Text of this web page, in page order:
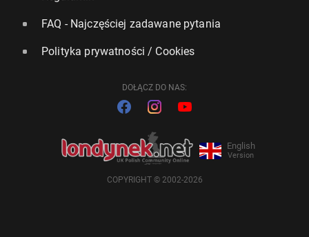
FAQ - Najczęściej zadawane pytania
Polityka prywatności / Cookies
DOŁĄCZ DO NAS:
English
Version
COPYRIGHT © 2002-2026